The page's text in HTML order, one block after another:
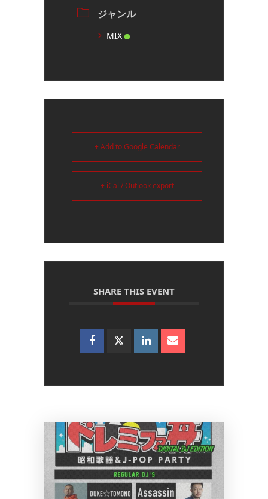
ジャンル
MIX
+ Add to Google Calendar
+ iCal / Outlook export
SHARE THIS EVENT